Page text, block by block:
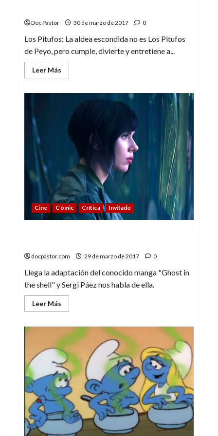
Doc Pastor 30 de marzo de 2017 0
Los Pitufos: La aldea escondida no es Los Pitufos
de Peyo, pero cumple, divierte y entretiene a...
Leer Más
más
aldea
escondida.
Pitufos,
no
Cine Cómic Crítica Invitado
docpastor.com 29 de marzo de 2017 0
Llega la adaptación del conocido manga "Ghost in
the shell" y Sergi Páez nos habla de ella.
Leer Más
más
Ghost
in
the
Shell
El
‘alma’
del
blockbuster